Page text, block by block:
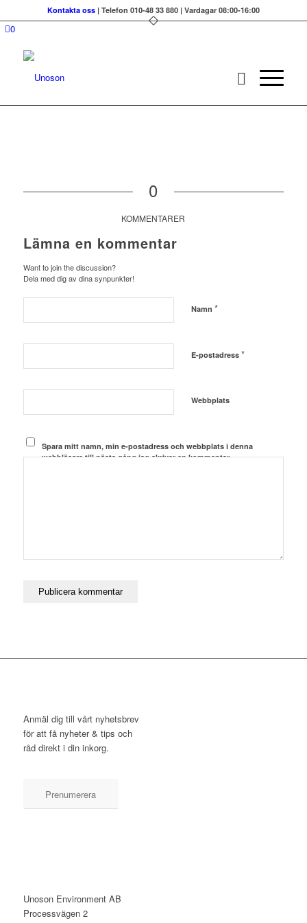
Kontakta oss| Telefon 010-48 33 880 | Vardagar 08:00-16:00
0
0
KOMMENTARER
Lämna en kommentar
Want to join the discussion?
Dela med dig av dina synpunkter!
Namn *
E-postadress *
Webbplats
Spara mitt namn, min e-postadress och webbplats i denna
webbläsare till nästa gång jag skriver en kommentar.
Anmäl dig till vårt nyhetsbrev
för att få nyheter & tips och
råd direkt i din inkorg.
Prenumerera
Unoson Environment AB
Processvägen 2